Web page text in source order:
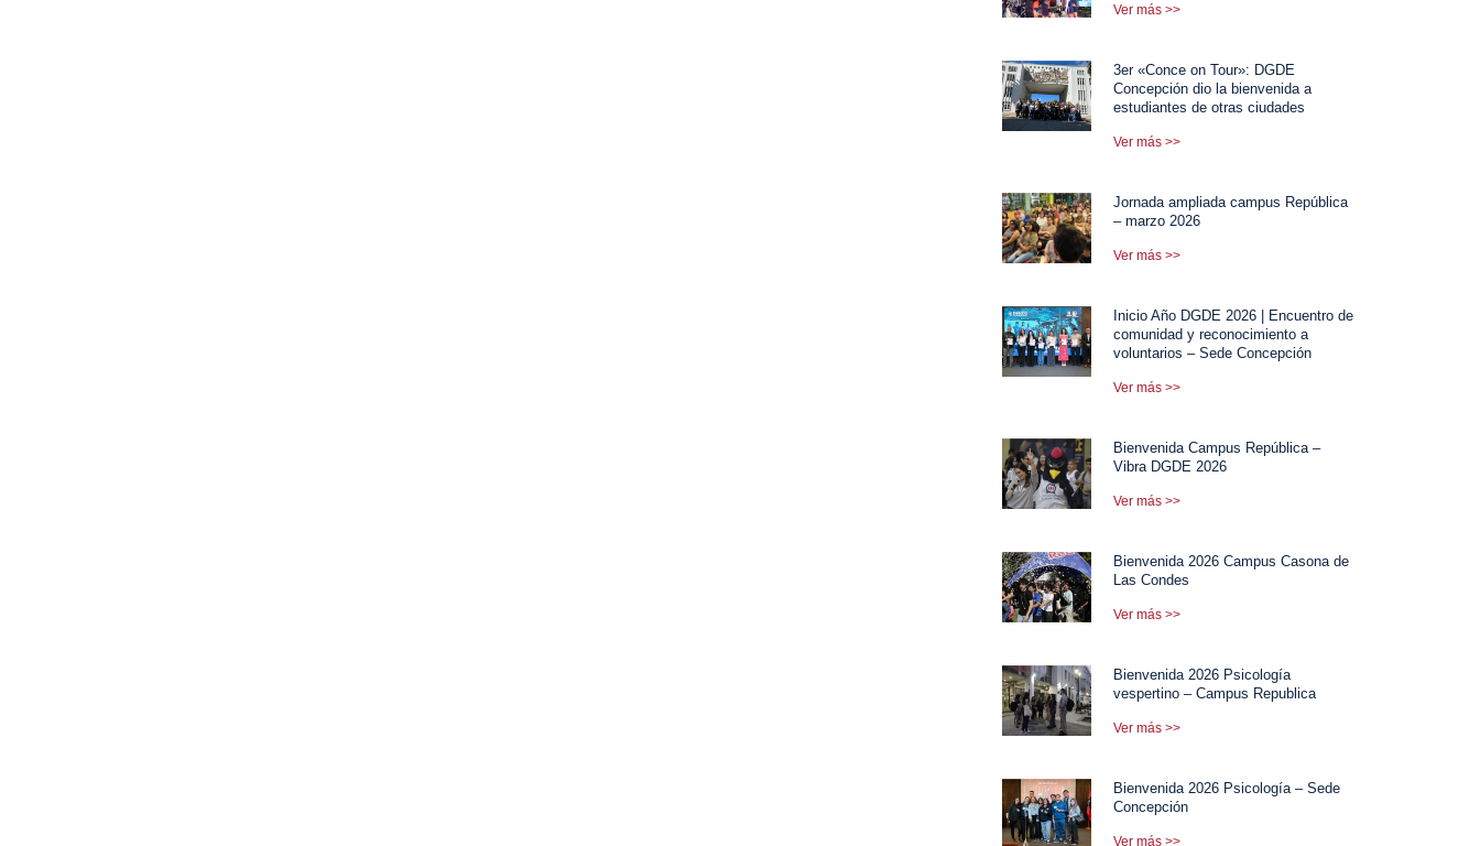
Ver más >>
3er «Conce on Tour»: DGDE
Concepción dio la bienvenida a
estudiantes de otras ciudades
Ver más >>
Jornada ampliada campus República
– marzo 2026
Ver más >>
Inicio Año DGDE 2026 | Encuentro de
comunidad y reconocimiento a
voluntarios – Sede Concepción
Ver más >>
Bienvenida Campus República –
Vibra DGDE 2026
Ver más >>
Bienvenida 2026 Campus Casona de
Las Condes
Ver más >>
Bienvenida 2026 Psicología
vespertino – Campus Republica
Ver más >>
Bienvenida 2026 Psicología – Sede
Concepción
Ver más >>